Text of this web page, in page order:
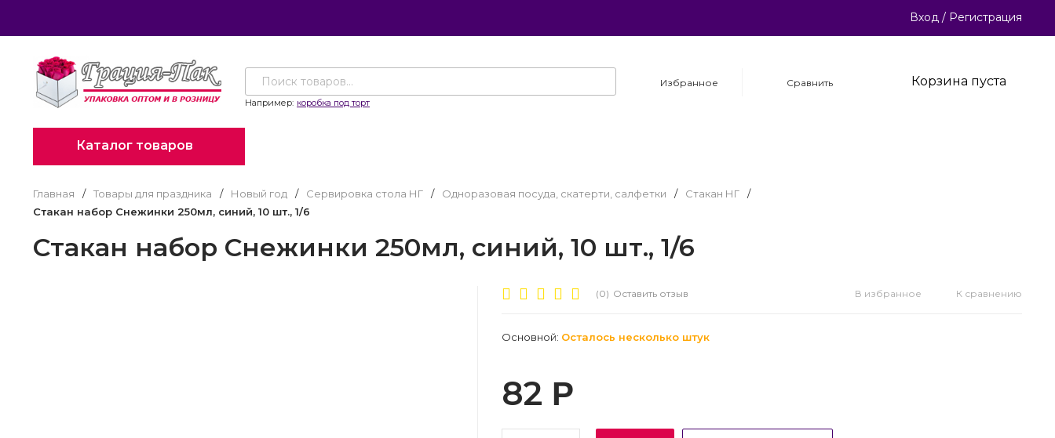
Вход / Регистрация
Например: коробка под торт
Избранное Сравнить Корзина пуста
Каталог товаров
Главная / Товары для праздника / Новый год / Сервировка стола НГ / Одноразовая посуда, скатерти, салфетки / Стакан НГ
/
Стакан набор Снежинки 250мл, синий, 10 шт., 1/6
Стакан набор Снежинки 250мл, синий, 10 шт., 1/6
(0) Оставить отзыв В избранное К сравнению
Основной: Осталось несколько штук
82 Р